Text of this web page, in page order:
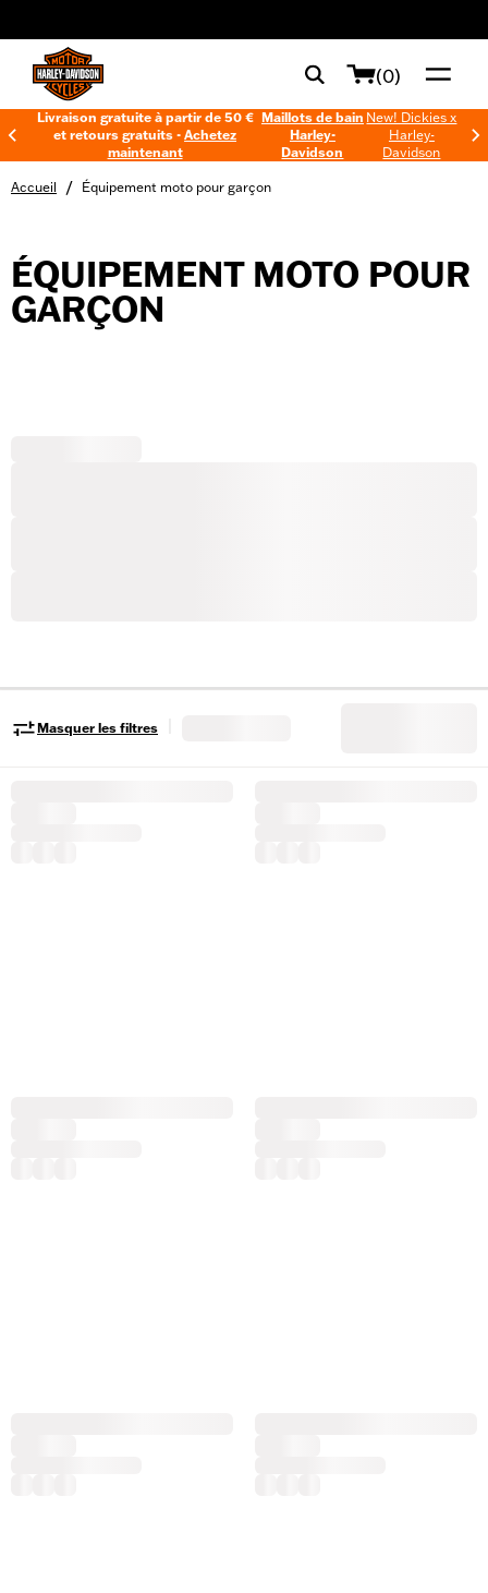
(0)
Livraison gratuite à partir de 50 €
et retours gratuits -Achetez
maintenant
Maillots de bain
Harley-
Davidson
New! Dickies x
Harley-
Davidson
Accueil / Équipement moto pour garçon
ÉQUIPEMENT MOTO POUR
GARÇON
Masquer les filtres